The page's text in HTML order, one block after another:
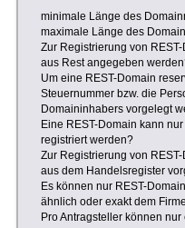
minimale Länge des
maximale Länge des
Zur Registrierung von
aus Rest angegeben
Um eine REST-Domain
Steuernummer bzw. die
Domaininhabers vorgelegt
Eine REST-Domain kann
registriert werden?
Zur Registrierung von
aus dem Handelsregister
Es können nur REST-
ähnlich oder exakt dem
Pro Antragsteller können